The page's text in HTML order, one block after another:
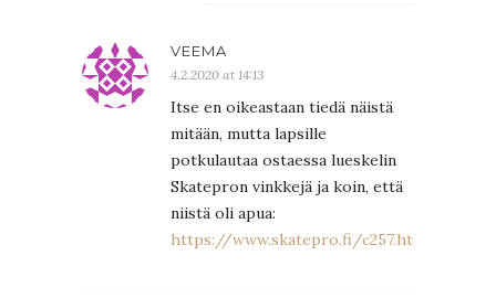
VEEMA
4.2.2020 at 14:13
Itse en oikeastaan tiedä näistä
mitään, mutta lapsille
potkulautaa ostaessa lueskelin
Skatepron vinkkejä ja koin, että
niistä oli apua:
https://www.skatepro.fi/c257.htm